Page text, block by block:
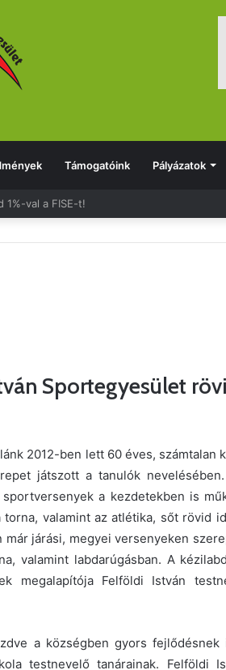
Támogatóink Pályázatok
Sportegyesület
2012-ben lett 60 éves,
játszott a tanulók
a kezdetekben is
torna, valamint az atlétika, sőt rövid
már járási, megyei versenyeken
valamint labdarúgásban. A
megalapítója Felföldi István
a községben gyors
testnevelő tanárainak. Felföldi